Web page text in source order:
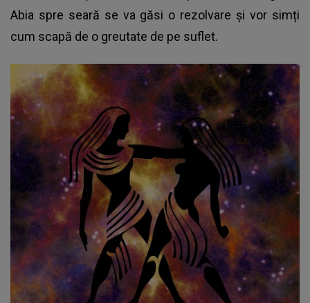
Abia spre seară se va găsi o rezolvare și vor simți
cum scapă de o greutate de pe suflet.